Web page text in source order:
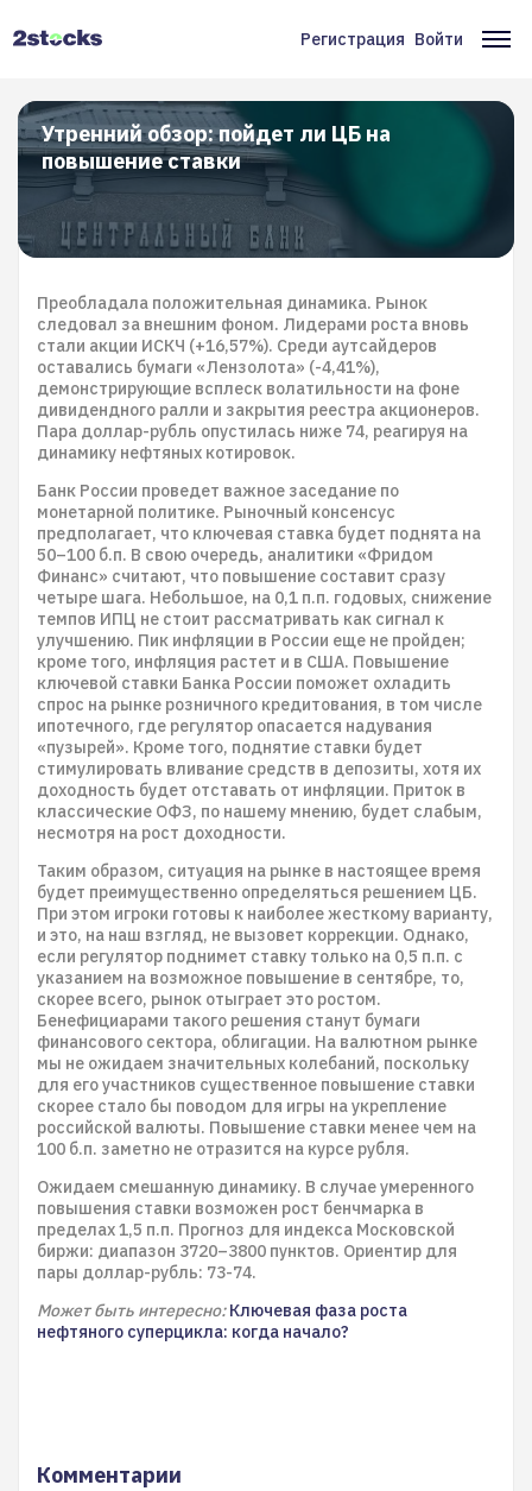
Меню
учётной
записи
пользователя
Регистрация Войти
Утренний обзор: пойдет ли ЦБ на
повышение ставки
Преобладала положительная динамика. Рынок
следовал за внешним фоном. Лидерами роста вновь
стали акции ИСКЧ (+16,57%). Среди аутсайдеров
оставались бумаги «Лензолота» (-4,41%),
демонстрирующие всплеск волатильности на фоне
дивидендного ралли и закрытия реестра акционеров.
Пара доллар-рубль опустилась ниже 74, реагируя на
динамику нефтяных котировок.
Банк России проведет важное заседание по
монетарной политике. Рыночный консенсус
предполагает, что ключевая ставка будет поднята на
50–100 б.п. В свою очередь, аналитики «Фридом
Финанс» считают, что повышение составит сразу
четыре шага. Небольшое, на 0,1 п.п. годовых, снижение
темпов ИПЦ не стоит рассматривать как сигнал к
улучшению. Пик инфляции в России еще не пройден;
кроме того, инфляция растет и в США. Повышение
ключевой ставки Банка России поможет охладить
спрос на рынке розничного кредитования, в том числе
ипотечного, где регулятор опасается надувания
«пузырей». Кроме того, поднятие ставки будет
стимулировать вливание средств в депозиты, хотя их
доходность будет отставать от инфляции. Приток в
классические ОФЗ, по нашему мнению, будет слабым,
несмотря на рост доходности.
Таким образом, ситуация на рынке в настоящее время
будет преимущественно определяться решением ЦБ.
При этом игроки готовы к наиболее жесткому варианту,
и это, на наш взгляд, не вызовет коррекции. Однако,
если регулятор поднимет ставку только на 0,5 п.п. с
указанием на возможное повышение в сентябре, то,
скорее всего, рынок отыграет это ростом.
Бенефициарами такого решения станут бумаги
финансового сектора, облигации. На валютном рынке
мы не ожидаем значительных колебаний, поскольку
для его участников существенное повышение ставки
скорее стало бы поводом для игры на укрепление
российской валюты. Повышение ставки менее чем на
100 б.п. заметно не отразится на курсе рубля.
Ожидаем смешанную динамику. В случае умеренного
повышения ставки возможен рост бенчмарка в
пределах 1,5 п.п. Прогноз для индекса Московской
биржи: диапазон 3720–3800 пунктов. Ориентир для
пары доллар-рубль: 73-74.
Может быть интересно: Ключевая фаза роста
нефтяного суперцикла: когда начало?
Комментарии